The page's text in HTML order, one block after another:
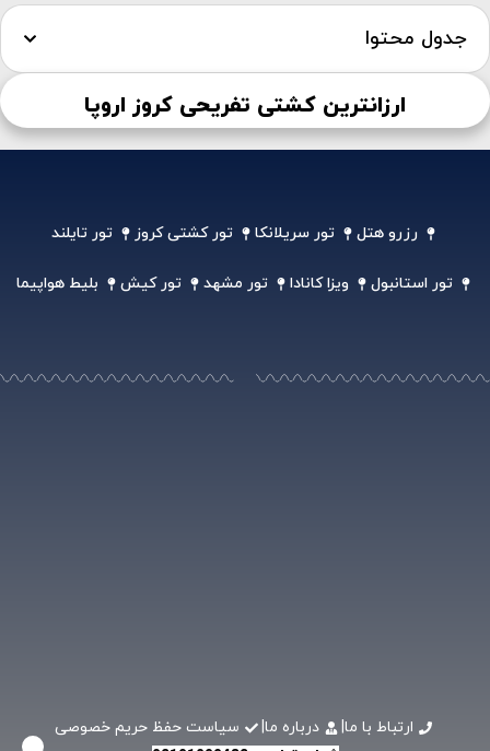
جدول محتوا
ارزانترین کشتی تفریحی کروز اروپا
رزرو هتل تور سریلانکا تور کشتی کروز تور تایلند
تور استانبول ویزا کانادا تور مشهد تور کیش بلیط هواپیما
ارتباط با ما| درباره ما| سیاست حفظ حریم خصوصی